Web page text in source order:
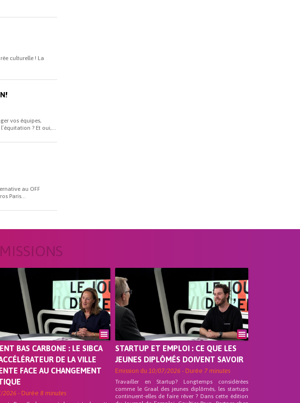
culturelle ! La
vos équipes,
? Et oui,...
au OFF
Paris...
BAS CARBONE : LE SIBCA
DE LA VILLE
FACE AU CHANGEMENT
2026 - Durée 8 minutes
STARTUP ET EMPLOI : CE QUE LES
JEUNES DIPLÔMÉS DOIVENT SAVOIR
Emission du 10/07/2026 - Durée 7 minutes
Travailler en Startup? Longtemps considérées
comme le Graal des jeunes diplômés, les startups
continuent-elles de faire rêver ? Dans cette édition